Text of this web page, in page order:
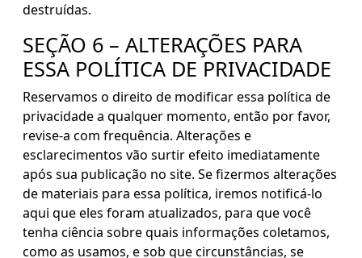
destruídas.
SEÇÃO 6 – ALTERAÇÕES PARA
ESSA POLÍTICA DE PRIVACIDADE
Reservamos o direito de modificar essa política de
privacidade a qualquer momento, então por favor,
revise-a com frequência. Alterações e
esclarecimentos vão surtir efeito imediatamente
após sua publicação no site. Se fizermos alterações
de materiais para essa política, iremos notificá-lo
aqui que eles foram atualizados, para que você
tenha ciência sobre quais informações coletamos,
como as usamos, e sob que circunstâncias, se